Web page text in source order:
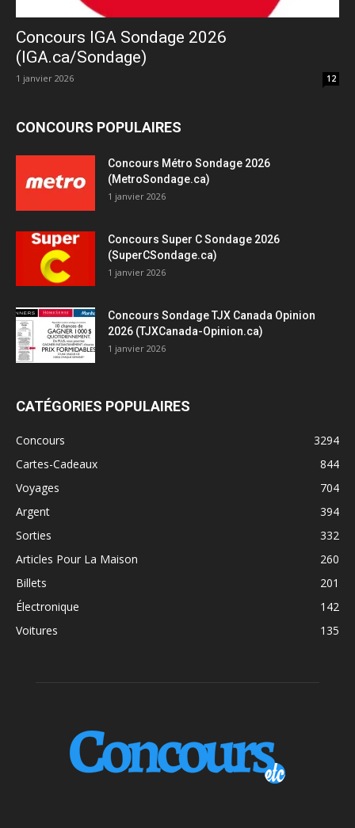
Concours IGA Sondage 2026
(IGA.ca/Sondage)
1 janvier 2026 12
CONCOURS POPULAIRES
Concours Métro Sondage 2026
(MetroSondage.ca)
1 janvier 2026
Concours Super C Sondage 2026
(SuperCSondage.ca)
1 janvier 2026
Concours Sondage TJX Canada Opinion
2026 (TJXCanada-Opinion.ca)
1 janvier 2026
CATÉGORIES POPULAIRES
Concours
3294
Cartes-Cadeaux
844
Voyages
704
Argent
394
Sorties
332
Articles Pour La Maison
260
Billets
201
Électronique
142
Voitures
135